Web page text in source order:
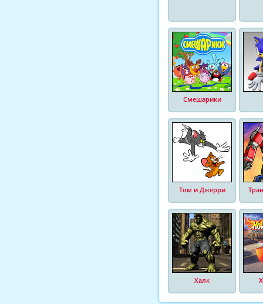
Смешарики
Том и Джерри
Халк